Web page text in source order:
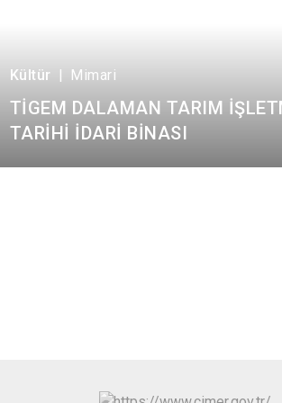
Kültür | Mimari
TİGEM DALAMAN TARIM
TARİHİ İDARİ BİNASI